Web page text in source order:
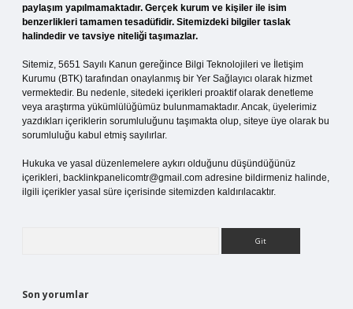
paylaşım yapılmamaktadır. Gerçek kurum ve kişiler ile isim
benzerlikleri tamamen tesadüfidir. Sitemizdeki bilgiler taslak
halindedir ve tavsiye niteliği taşımazlar.
Sitemiz, 5651 Sayılı Kanun gereğince Bilgi Teknolojileri ve İletişim
Kurumu (BTK) tarafından onaylanmış bir Yer Sağlayıcı olarak hizmet
vermektedir. Bu nedenle, sitedeki içerikleri proaktif olarak denetleme
veya araştırma yükümlülüğümüz bulunmamaktadır. Ancak, üyelerimiz
yazdıkları içeriklerin sorumluluğunu taşımakta olup, siteye üye olarak bu
sorumluluğu kabul etmiş sayılırlar.
Hukuka ve yasal düzenlemelere aykırı olduğunu düşündüğünüz
içerikleri, backlinkpanelicomtr@gmail.com adresine bildirmeniz halinde,
ilgili içerikler yasal süre içerisinde sitemizden kaldırılacaktır.
Son yorumlar